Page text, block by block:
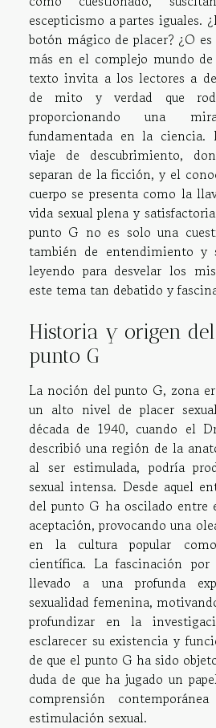
escepticismo a partes iguales.
botón mágico de placer? ¿O
más en el complejo mundo de
texto invita a los lectores a
de mito y verdad que
proporcionando una
fundamentada en la ciencia.
viaje de descubrimiento,
separan de la ficción, y el
cuerpo se presenta como la
vida sexual plena y
punto G no es solo una
también de entendimiento y
leyendo para desvelar los
este tema tan debatido y
Historia y origen
punto G
La noción del punto G, zona
un alto nivel de placer
década de 1940, cuando el
describió una región de la
al ser estimulada, podría
sexual intensa. Desde aquel
del punto G ha oscilado entre
aceptación, provocando una
en la cultura popular
científica. La fascinación
llevado a una profunda
sexualidad femenina,
profundizar en la
esclarecer su existencia y
de que el punto G ha sido
duda de que ha jugado un
comprensión
estimulación sexual.